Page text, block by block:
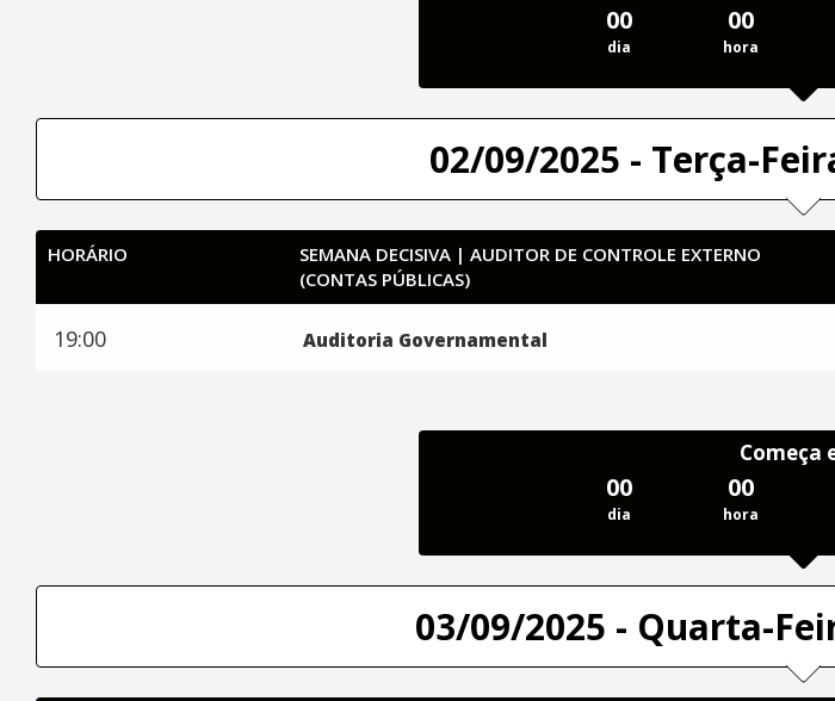
00
dia
00
hora
02/09/2025 - Terça-
HORÁRIO
SEMANA DECISIVA | AUDITOR DE CONTROLE EXTERNO
(CONTAS PÚBLICAS)
19:00 Auditoria Governamental
Começa
00
dia
00
hora
03/09/2025 - Quarta-